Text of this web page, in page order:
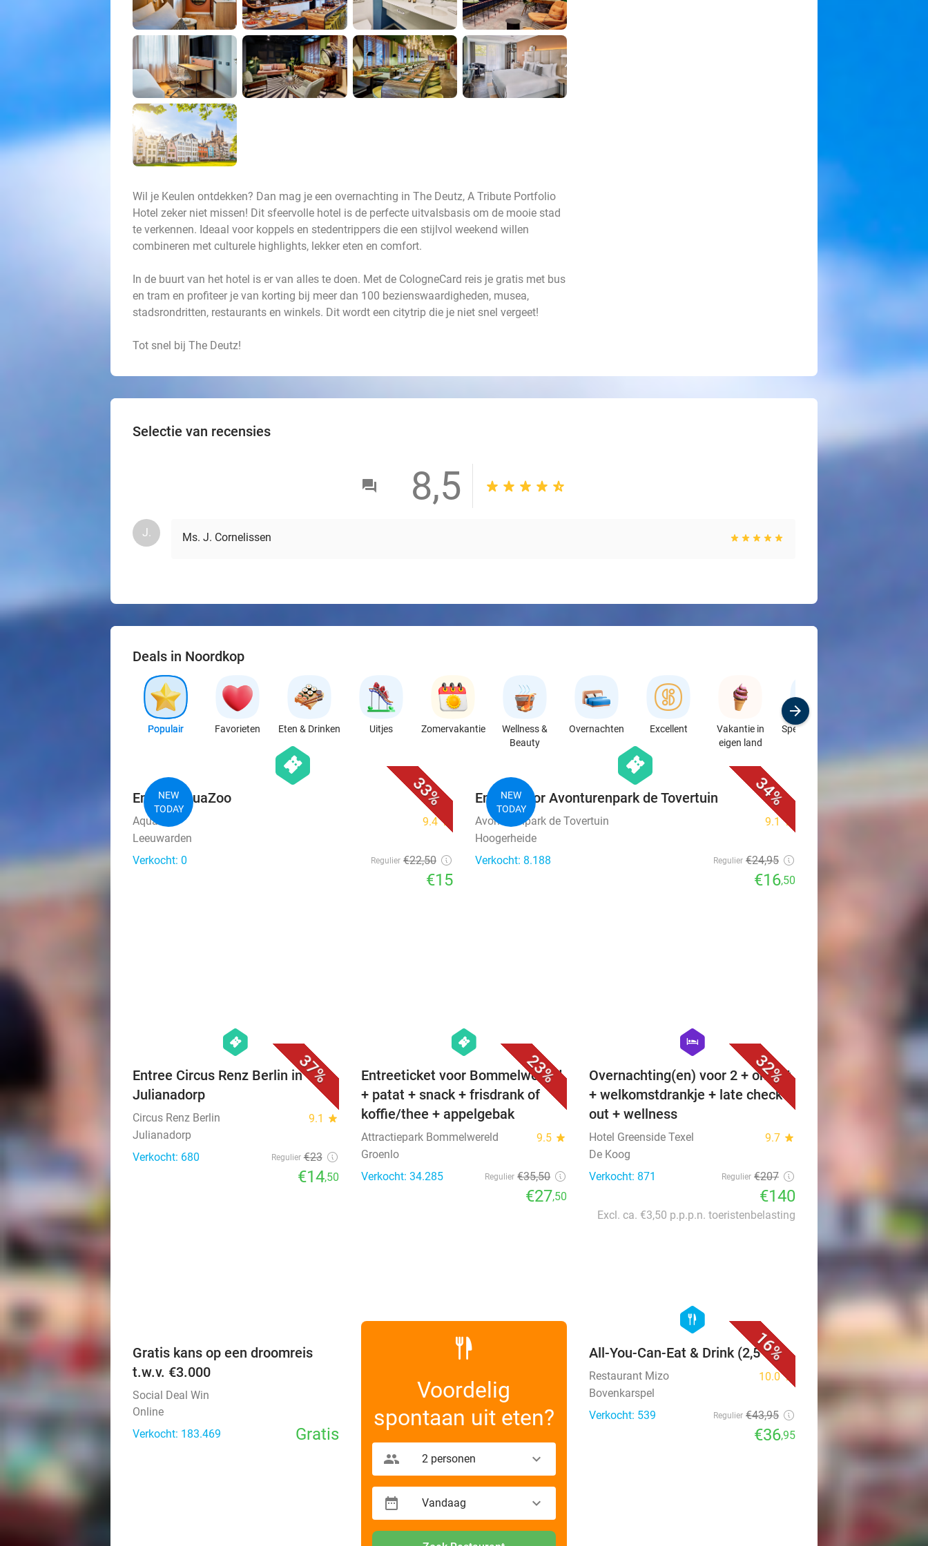
Wil je Keulen ontdekken? Dan mag je een overnachting in The Deutz, A Tribute Portfolio
Hotel zeker niet missen! Dit sfeervolle hotel is de perfecte uitvalsbasis om de mooie stad
te verkennen. Ideaal voor koppels en stedentrippers die een stijlvol weekend willen
combineren met culturele highlights, lekker eten en comfort.
In de buurt van het hotel is er van alles te doen. Met de CologneCard reis je gratis met bus
en tram en profiteer je van korting bij meer dan 100 bezienswaardigheden, musea,
stadsrondritten, restaurants en winkels. Dit wordt een citytrip die je niet snel vergeet!
Tot snel bij The Deutz!
Selectie van recensies
8,5
J. Ms. J. Cornelissen
Deals in Noordkop
Populair Favorieten Eten & Drinken Uitjes Zomervakantie
Wellness &
Beauty
Overnachten Excellent
Vakantie in
eigen land
Speciaalzaken
33%
NEW
TODAY
hexagon
events
Entree AquaZoo
AquaZoo 9.4star
Leeuwarden
Verkocht: 0
Regulier €22,50
€15
34%
NEW
TODAY
hexagon
events
Entree voor Avonturenpark de Tovertuin
Avonturenpark de Tovertuin 9.1star
Hoogerheide
Verkocht: 8.188
Regulier €24,95
€16,50
37%
hexagon
events
Entree Circus Renz Berlin in
Julianadorp
Circus Renz Berlin 9.1 star
Julianadorp
Verkocht: 680
Regulier €23
€14,50
23%
hexagon
events
Entreeticket voor Bommelwereld
+ patat + snack + frisdrank of
koffie/thee + appelgebak
Attractiepark Bommelwereld 9.5 star
Groenlo
Verkocht: 34.285
Regulier €35,50
€27,50
32%
hexagon
hotel
Overnachting(en) voor 2 + ontbijt
+ welkomstdrankje + late check-
out + wellness
Hotel Greenside Texel 9.7 star
De Koog
Verkocht: 871
Regulier €207
€140
Excl. ca. €3,50 p.p.p.n. toeristenbelasting
Gratis kans op een droomreis
t.w.v. €3.000
Social Deal Win
Online
Verkocht: 183.469
Gratis
Voordelig
spontaan uit eten?
2 personen
Vandaag
16%
hexagon
food
All-You-Can-Eat & Drink (2,5 uur)
Restaurant Mizo 10.0star
Bovenkarspel
Verkocht: 539
Regulier €43,95
€36,95